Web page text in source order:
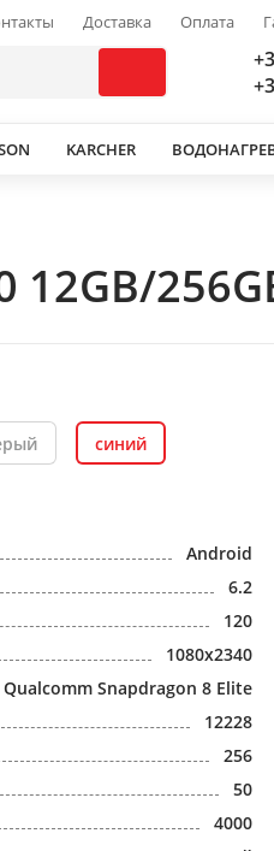
Доставка Оплата
KARCHER
12GB/
синий
Android
6.2
120
1080x2340
Qualcomm Snapdragon 8 Elite
12228
256
50
4000